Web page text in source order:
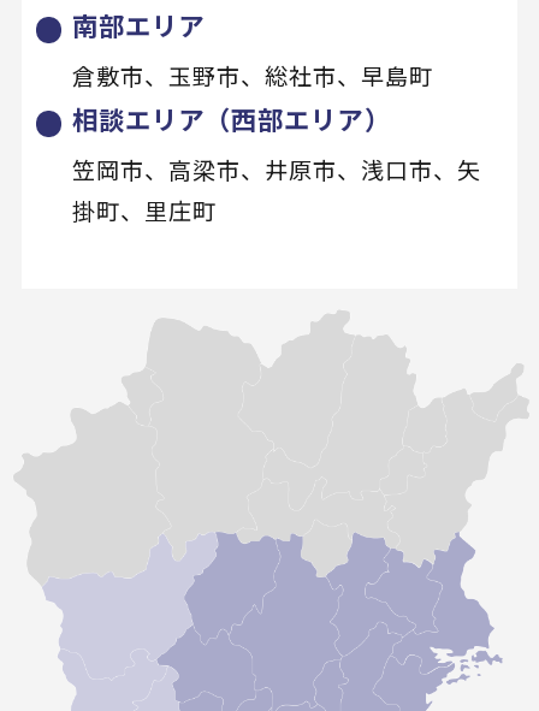
南部エリア
倉敷市、玉野市、総社市、早島町
相談エリア（西部エリア）
笠岡市、高梁市、井原市、浅口市、矢
掛町、里庄町